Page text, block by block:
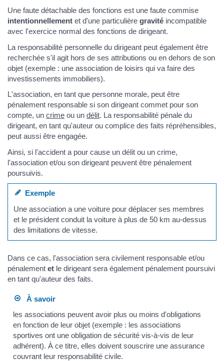
Une faute détachable des fonctions est une faute commise
intentionnellement et d'une particulière gravité incompatible
avec l'exercice normal des fonctions de dirigeant.
La responsabilité personnelle du dirigeant peut également être
recherchée s'il agit hors de ses attributions ou en dehors de son
objet (exemple : une association de loisirs qui va faire des
investissements immobiliers).
L'association, en tant que personne morale, peut être
pénalement responsable si son dirigeant commet pour son
compte, un crime ou un délit. La responsabilité pénale du
dirigeant, en tant qu'auteur ou complice des faits répréhensibles,
peut aussi être engagée.
Ainsi, si l'accident a pour cause un délit ou un crime,
l'association et/ou son dirigeant peuvent être pénalement
poursuivis.
Exemple
Une association a une voiture pour déplacer ses membres
et le président conduit la voiture à plus de 50 km au-dessus
des limitations de vitesse.
Dans ce cas, l'association sera civilement responsable et/ou
pénalement et le dirigeant sera également pénalement poursuivi
en tant qu'auteur des faits.
À savoir
les associations peuvent avoir plus ou moins d'obligations
en fonction de leur objet (exemple : les associations
sportives ont une obligation de sécurité vis-à-vis de leur
adhérent). À ce titre, elles doivent souscrire une assurance
couvrant leur responsabilité civile.